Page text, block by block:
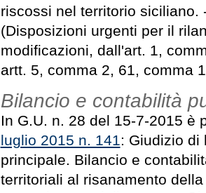
riscossi nel territorio siciliano.
(Disposizioni urgenti per il
modificazioni, dall'art. 1,
artt. 5, comma 2, 61, comma
Bilancio e contabilità
In G.U. n. 28 del 15-7-2015 è
luglio 2015 n. 141: Giudizio di
principale. Bilancio e
territoriali al risanamento